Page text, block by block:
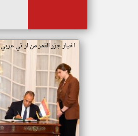
اخبار جزر القمر من ار تي عربي